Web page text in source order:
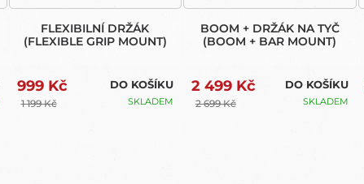
FLEXIBILNÍ DRŽÁK
(FLEXIBLE GRIP MOUNT)
999 Kč
1 199 Kč
DO KOŠÍKU
SKLADEM
BOOM + DRŽÁK NA TYČ
(BOOM + BAR MOUNT)
2 499 Kč
2 699 Kč
DO KOŠÍKU
SKLADEM